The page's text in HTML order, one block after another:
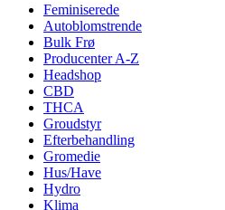
Feminiserede
Autoblomstrende
Bulk Frø
Producenter A-Z
Headshop
CBD
THCA
Groudstyr
Efterbehandling
Gromedie
Hus/Have
Hydro
Klima